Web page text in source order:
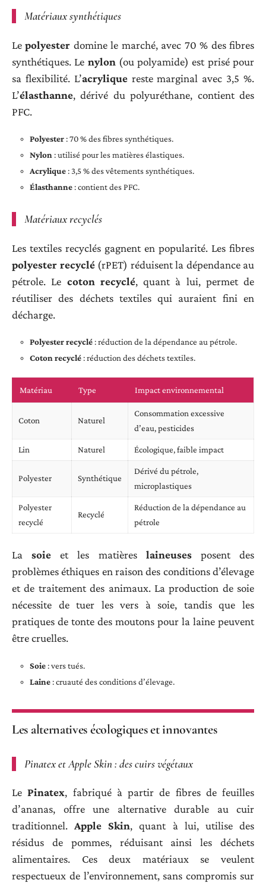
Matériaux synthétiques
Lepolyester domine le marché, avec 70 % des fibres
synthétiques. Le nylon (ou polyamide) est prisé pour
sa flexibilité. L’acryliquereste marginal avec 3,5 %.
L’élasthanne, dérivé du polyuréthane, contient des
PFC.
Polyester: 70 % des fibres synthétiques.
Nylon : utilisé pour les matières élastiques.
Acrylique: 3,5 % des vêtements synthétiques.
Élasthanne: contient des PFC.
Matériaux recyclés
Les textiles recyclés gagnent en popularité. Les fibres
polyester recyclé(rPET) réduisent la dépendance au
pétrole. Le coton recyclé, quant à lui, permet de
réutiliser des déchets textiles qui auraient fini en
décharge.
Polyester recyclé: réduction de la dépendance au pétrole.
Coton recyclé: réduction des déchets textiles.
Matériau Type Impact environnemental
Coton Naturel
Consommation excessive
d’eau, pesticides
Lin Naturel Écologique, faible impact
Polyester Synthétique
Dérivé du pétrole,
microplastiques
Polyester
recyclé
Recyclé
Réduction de la dépendance au
pétrole
Lasoie et les matières laineusesposent des
problèmes éthiques en raison des conditions d’élevage
et de traitement des animaux. La production de soie
nécessite de tuer les vers à soie, tandis que les
pratiques de tonte des moutons pour la laine peuvent
être cruelles.
Soie: vers tués.
Laine: cruauté des conditions d’élevage.
Les alternatives écologiques et innovantes
Pinatex et Apple Skin : des cuirs végétaux
LePinatex, fabriqué à partir de fibres de feuilles
d’ananas, offre une alternative durable au cuir
traditionnel.Apple Skin, quant à lui, utilise des
résidus de pommes, réduisant ainsi les déchets
alimentaires. Ces deux matériaux se veulent
respectueux de l’environnement, sans compromis sur